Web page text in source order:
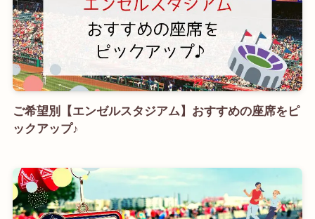
ご希望別【エンゼルスタジアム】おすすめの座席をピ
ックアップ♪